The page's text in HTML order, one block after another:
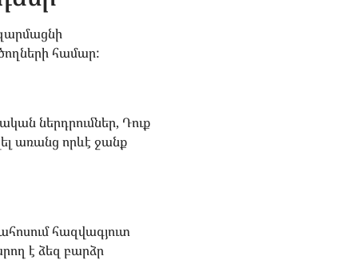
համար:
ներդրումներ, Դուք
առանց որևէ ջանք
հազվագյուտ
է ձեզ բարձր